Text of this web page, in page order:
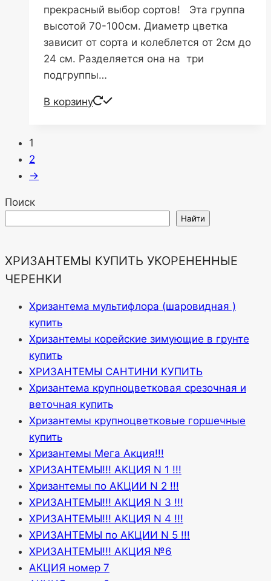
прекрасный выбор сортов! Эта группа
высотой 70-100см. Диаметр цветка
зависит от сорта и колеблется от 2см до
24 см. Разделяется она на три
подгруппы…
В корзину
1
2
→
Поиск
Найти
ХРИЗАНТЕМЫ КУПИТЬ УКОРЕНЕННЫЕ
ЧЕРЕНКИ
Хризантема мультифлора (шаровидная )
купить
Хризантемы корейские зимующие в грунте
купить
ХРИЗАНТЕМЫ САНТИНИ КУПИТЬ
Хризантема крупноцветковая срезочная и
веточная купить
Хризантемы крупноцветковые горшечные
купить
Хризантемы Мега Акция!!!
ХРИЗАНТЕМЫ!!! АКЦИЯ N 1 !!!
Хризантемы по АКЦИИ N 2 !!!
ХРИЗАНТЕМЫ!!! АКЦИЯ N 3 !!!
ХРИЗАНТЕМЫ!!! АКЦИЯ N 4 !!!
ХРИЗАНТЕМЫ по АКЦИИ N 5 !!!
ХРИЗАНТЕМЫ!!! АКЦИЯ №6
АКЦИЯ номер 7